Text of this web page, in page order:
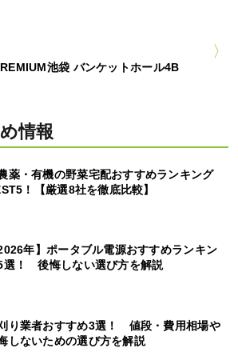
池袋 バンケットホール4B
情報
薬・有機の野菜宅配おすすめランキング
！【厳選8社を徹底比較】
2026年】ポータブル電源おすすめランキン
選！ 後悔しない選び方を解説
り業者おすすめ3選！ 値段・費用相場や
しないための選び方を解説